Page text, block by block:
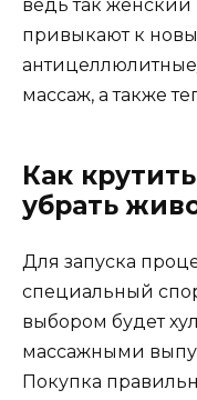
ведь так
привыкают к
массаж, а также
Как
убрать
Для запуска
специальный
выбором будет
массажными
Покупка